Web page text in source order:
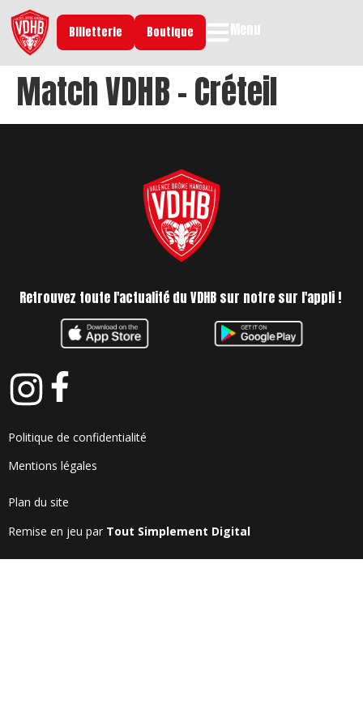
Billetterie Boutique Menu
Match VDHB – Créteil
Retrouvez toute l'actualité du VDHB sur notre sur l'appli !
Politique de confidentialité
Mentions légales
Plan du site
Remise en jeu par Tout Simplement Digital